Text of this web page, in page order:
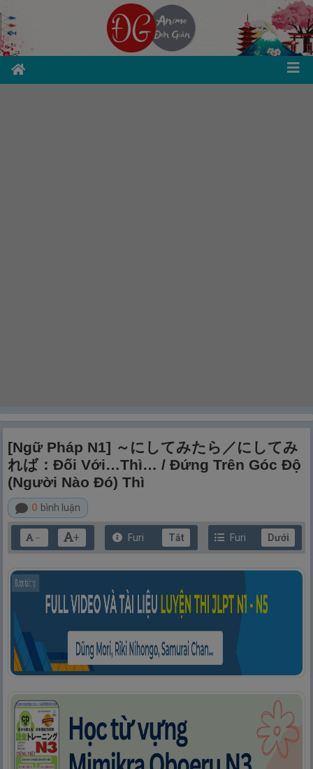
[Ngữ Pháp N1] ～にしてみたら／にしてみ
れば：Đối Với…thì… / Đứng Trên Góc Độ
(người Nào Đó) Thì
0 bình luận
－ + Furi Tắt Furi Dưới